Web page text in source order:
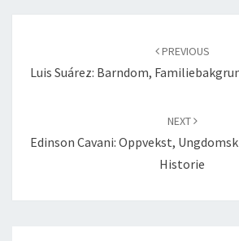
PREVIOUS
Luis Suárez: Barndom,
NEXT
Edinson Cavani: Oppvekst,
Historie